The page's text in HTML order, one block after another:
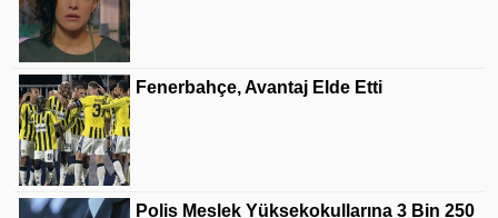
Fenerbahçe, Avantaj Elde Etti
Polis Meslek Yüksekokullarına 3 Bin 250